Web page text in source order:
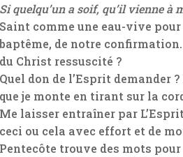
Si quelqu’un a soif, qu’il vienne
Saint comme une eau-vive
baptême, de notre
du Christ ressuscité ?
Quel don de l’Esprit demander
que je monte en tirant sur la
Me laisser entraîner par
ceci ou cela avec effort et de
Pentecôte trouve des mots